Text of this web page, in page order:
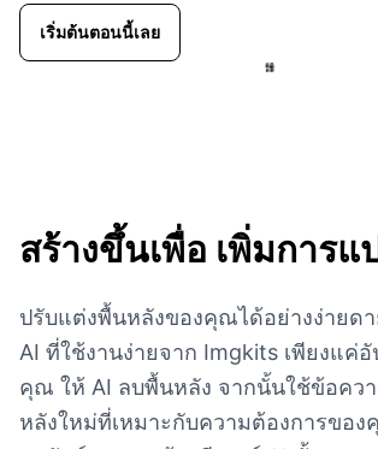
เริ่มต้นตอนนี้เลย
สร้างขึ้นเพื่อ เพิ่มการแ
ปรับแต่งพื้นหลังของคุณได้อย่างง่ายดา
AI ที่ใช้งานง่ายจาก Imgkits เพียงแค่
คุณ ให้ AI ลบพื้นหลัง จากนั้นใช้ข้อคว
หลังใหม่ที่เหมาะกับความต้องการขอ